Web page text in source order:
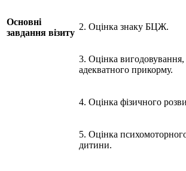
Основні
завдання візиту
2. Оцінка знаку БЦЖ.
3. Оцінка
адекватного прикорму.
4. Оцінка фізичного
5. Оцінка
дитини.